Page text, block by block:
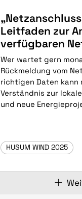
Leitfaden zur
verfügbaren
Wer wartet gern
Rückmeldung vom
richtigen Daten kann
Verständnis zur
und neue
HUSUM WIND 2025